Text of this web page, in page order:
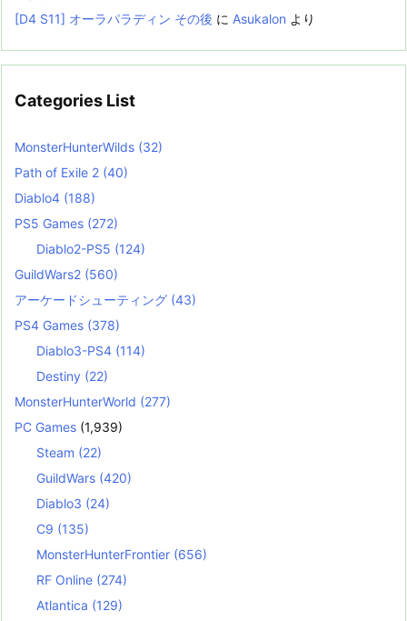
[D4 S11] オーラパラディン その後 に Asukalon より
Categories List
MonsterHunterWilds (32)
Path of Exile 2 (40)
Diablo4 (188)
PS5 Games (272)
Diablo2-PS5 (124)
GuildWars2 (560)
アーケードシューティング (43)
PS4 Games (378)
Diablo3-PS4 (114)
Destiny (22)
MonsterHunterWorld (277)
PC Games (1,939)
Steam (22)
GuildWars (420)
Diablo3 (24)
C9 (135)
MonsterHunterFrontier (656)
RF Online (274)
Atlantica (129)